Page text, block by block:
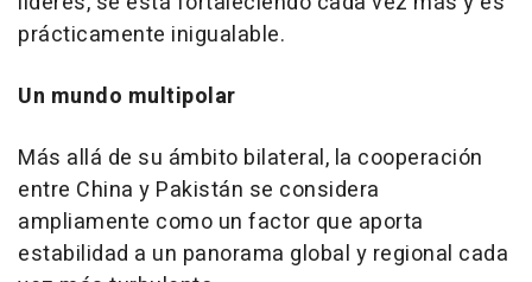
prácticamente inigualable.
Un mundo multipolar
Más allá de su ámbito bilateral, la cooperación
entre China y Pakistán se considera
ampliamente como un factor que aporta
estabilidad a un panorama global y regional cada